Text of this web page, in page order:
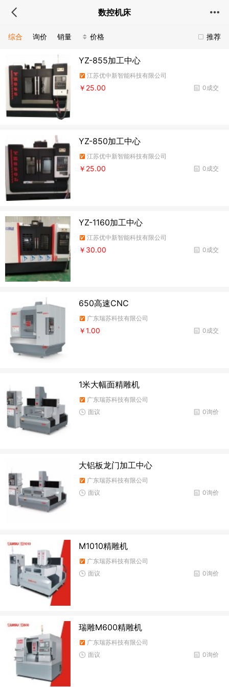
数控机床
推荐
综合 询价 销量 价格
YZ-855加工中心
江苏优中新智能科技有限公司
0成交
￥25.00
YZ-850加工中心
江苏优中新智能科技有限公司
0成交
￥25.00
YZ-1160加工中心
江苏优中新智能科技有限公司
0成交
￥30.00
650高速CNC
广东瑞苏科技有限公司
0成交
￥1.00
1米大幅面精雕机
广东瑞苏科技有限公司
0询价
面议
大铝板龙门加工中心
广东瑞苏科技有限公司
0询价
面议
M1010精雕机
广东瑞苏科技有限公司
0询价
面议
瑞雕M600精雕机
广东瑞苏科技有限公司
0询价
面议